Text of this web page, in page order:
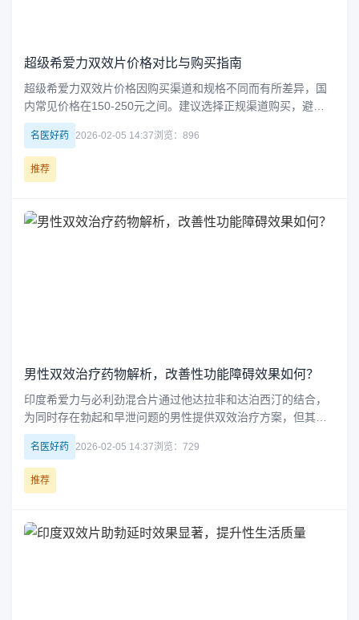
超级希爱力双效片价格对比与购买指南
超级希爱力双效片价格因购买渠道和规格不同而有所差异，国
内常见价格在150-250元之间。建议选择正规渠道购买，避免
低价陷阱，确保药品质量和安全。
名医好药 2026-02-05 14:37浏览：896
推荐
男性双效治疗药物解析，改善性功能障碍效果如何？
印度希爱力与必利劲混合片通过他达拉非和达泊西汀的结合，
为同时存在勃起和早泄问题的男性提供双效治疗方案，但其副
作用和风险不容忽视。使用前应咨询医生，确保安全有效。
名医好药 2026-02-05 14:37浏览：729
推荐